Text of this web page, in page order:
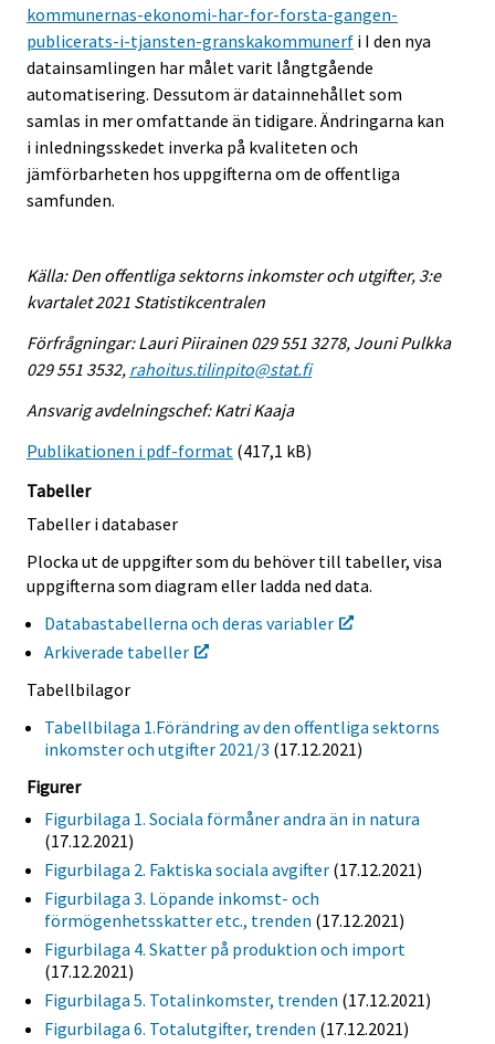
kommunernas-ekonomi-har-for-forsta-gangen-
publicerats-i-tjansten-granskakommunerf i I den nya
datainsamlingen har målet varit långtgående
automatisering. Dessutom är datainnehållet som
samlas in mer omfattande än tidigare. Ändringarna kan
i inledningsskedet inverka på kvaliteten och
jämförbarheten hos uppgifterna om de offentliga
samfunden.
Källa: Den offentliga sektorns inkomster och utgifter, 3:e
kvartalet 2021 Statistikcentralen
Förfrågningar: Lauri Piirainen 029 551 3278, Jouni Pulkka
029 551 3532, rahoitus.tilinpito@stat.fi
Ansvarig avdelningschef: Katri Kaaja
Publikationen i pdf-format (417,1 kB)
Tabeller
Tabeller i databaser
Plocka ut de uppgifter som du behöver till tabeller, visa
uppgifterna som diagram eller ladda ned data.
Databastabellerna och deras variabler
Arkiverade tabeller
Tabellbilagor
Tabellbilaga 1.Förändring av den offentliga sektorns
inkomster och utgifter 2021/3 (17.12.2021)
Figurer
Figurbilaga 1. Sociala förmåner andra än in natura
(17.12.2021)
Figurbilaga 2. Faktiska sociala avgifter (17.12.2021)
Figurbilaga 3. Löpande inkomst- och
förmögenhetsskatter etc., trenden (17.12.2021)
Figurbilaga 4. Skatter på produktion och import
(17.12.2021)
Figurbilaga 5. Totalinkomster, trenden (17.12.2021)
Figurbilaga 6. Totalutgifter, trenden (17.12.2021)